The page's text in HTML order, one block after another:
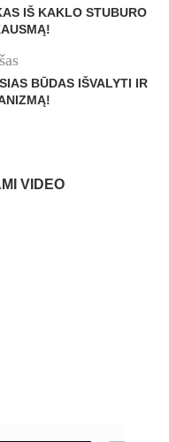
IŠ KAKLO STUBURO
BŪDAS IŠVALYTI IR
VIDEO